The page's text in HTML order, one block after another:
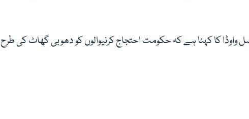
واوڈا کا کہنا ہے کہ حکومت احتجاج کرنیوالوں کو دھوبی گھاٹ کی طرح